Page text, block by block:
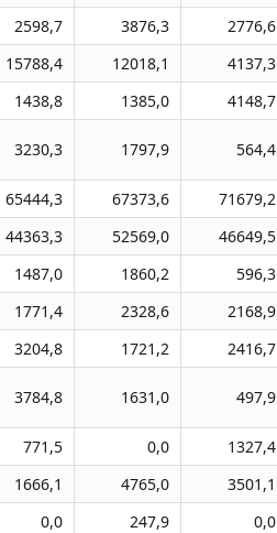
2598,7 3876,3 2776,6
15788,4 12018,1 4137,3
1438,8 1385,0 4148,7
3230,3 1797,9 564,4
65444,3 67373,6 71679,2
44363,3 52569,0 46649,5
1487,0 1860,2 596,3
1771,4 2328,6 2168,9
3204,8 1721,2 2416,7
3784,8 1631,0 497,9
771,5 0,0 1327,4
1666,1 4765,0 3501,1
0,0 247,9 0,0